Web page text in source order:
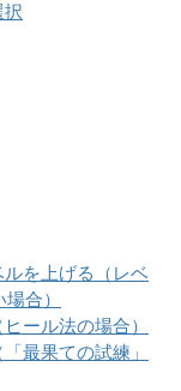
択
を上げる（レベ
合）
ール法の場合）
最果ての試練」